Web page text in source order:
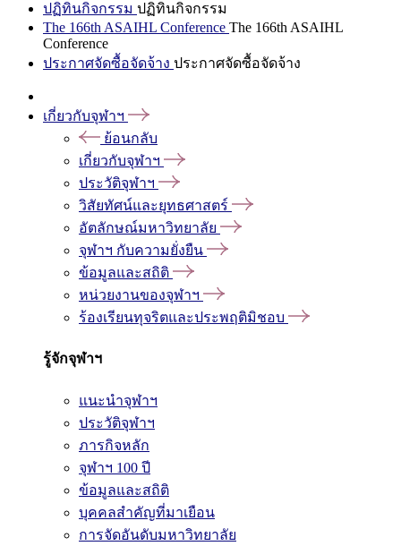
ปฏิทินกิจกรรม ปฏิทินกิจกรรม
The 166th ASAIHL Conference The 166th ASAIHL
Conference
ประกาศจัดซื้อจัดจ้าง ประกาศจัดซื้อจัดจ้าง
เกี่ยวกับจุฬาฯ
ย้อนกลับ
เกี่ยวกับจุฬาฯ
ประวัติจุฬาฯ
วิสัยทัศน์และยุทธศาสตร์
อัตลักษณ์มหาวิทยาลัย
จุฬาฯ กับความยั่งยืน
ข้อมูลและสถิติ
หน่วยงานของจุฬาฯ
ร้องเรียนทุจริตและประพฤติมิชอบ
รู้จักจุฬาฯ
แนะนำจุฬาฯ
ประวัติจุฬาฯ
ภารกิจหลัก
จุฬาฯ 100 ปี
ข้อมูลและสถิติ
บุคคลสำคัญที่มาเยือน
การจัดอันดับมหาวิทยาลัย